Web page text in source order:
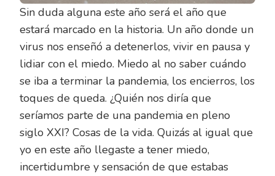
Sin duda alguna este año será el año que
estará marcado en la historia. Un año donde un
virus nos enseñó a detenerlos, vivir en pausa y
lidiar con el miedo. Miedo al no saber cuándo
se iba a terminar la pandemia, los encierros, los
toques de queda. ¿Quién nos diría que
seríamos parte de una pandemia en pleno
siglo XXI? Cosas de la vida. Quizás al igual que
yo en este año llegaste a tener miedo,
incertidumbre y sensación de que estabas